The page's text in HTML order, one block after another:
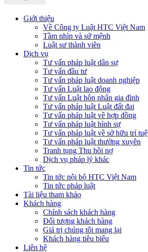
Giới thiệu
Về Công ty Luật HTC Việt Nam
Tầm nhìn và sứ mệnh
Luật sư thành viên
Dịch vụ
Tư vấn pháp luật dân sự
Tư vấn đầu tư
Tư vấn pháp luật doanh nghiệp
Tư vấn Luật lao động
Tư vấn Luật hôn nhân gia đình
Tư vấn pháp luật Luật đất đai
Tư vấn pháp luật về hợp đồng
Tư vấn pháp luật hình sự
Tư vấn pháp luật về sở hữu trí tuệ
Tư vấn pháp luật thường xuyên
Tranh tụng Thu hồi nợ
Dịch vụ pháp lý khác
Tin tức
Tin tức nội bộ HTC Việt Nam
Tin tức pháp luật
Tài liệu tham khảo
Khách hàng
Chính sách khách hàng
Đối tượng khách hàng
Giá trị chúng tôi mang lại
Khách hàng tiêu biểu
Liên hệ